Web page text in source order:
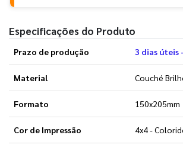
Especificações do Produto
Prazo de produção 3 dias úteis
Material Couché
Formato 150x205mm
Cor de Impressão 4x4 -